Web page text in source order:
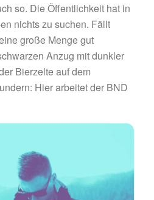
so. Die Öffentlichkeit hat in
nichts zu suchen. Fällt
große Menge gut
Anzug mit dunkler
Bierzelte auf dem
Hier arbeitet der BND